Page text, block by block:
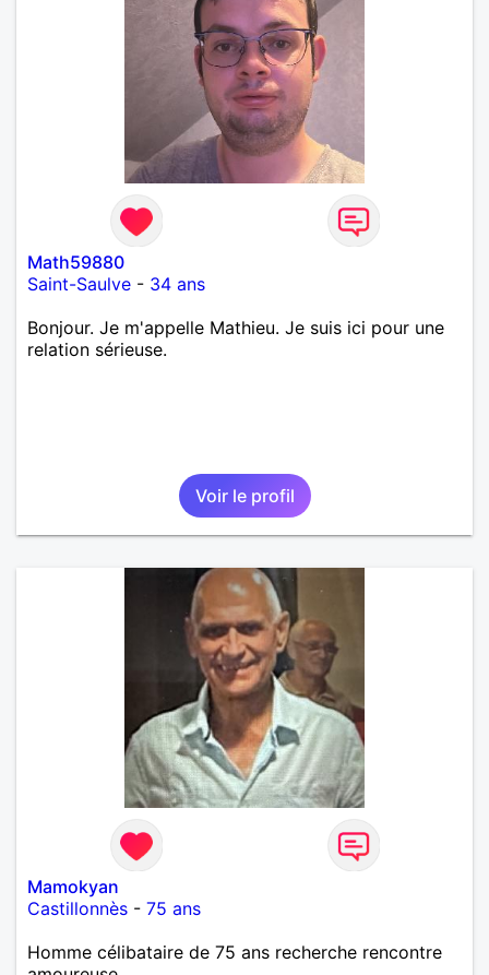
Math59880
Saint-Saulve - 34 ans
Bonjour. Je m'appelle Mathieu. Je suis ici pour une
relation sérieuse.
Voir le profil
Mamokyan
Castillonnès - 75 ans
Homme célibataire de 75 ans recherche rencontre